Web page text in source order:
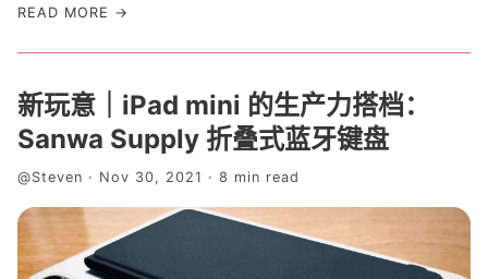
READ MORE →
新玩意｜iPad mini 的生产力搭档：
Sanwa Supply 折叠式蓝牙键盘
@Steven · Nov 30, 2021 · 8 min read